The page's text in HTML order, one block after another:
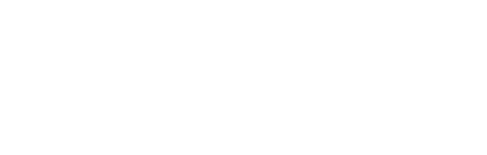
平均評価